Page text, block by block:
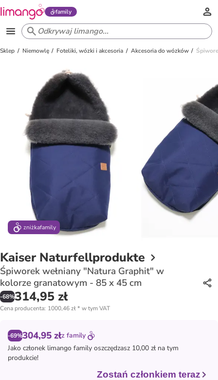
family
Sklep Niemowlę Foteliki, wózki i akcesoria Akcesoria do wózków
zniżkafamily
Kaiser Naturfellprodukte
Śpiworek wełniany "Natura Graphit" w
kolorze granatowym - 85 x 45 cm
-68%314,95 zł
Cena producenta: 1000,46 zł* w tym VAT
-69%304,95 złz family
Jako członek limango family oszczędzasz 10,00 zł na tym
produkcie!
Zostań członkiem teraz